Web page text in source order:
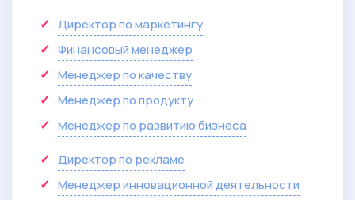
Директор по маркетингу
Финансовый менеджер
Менеджер по качеству
Менеджер по продукту
Менеджер по развитию бизнеса
Директор по рекламе
Менеджер инновационной деятельности